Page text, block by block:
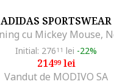
ADIDAS SPORTSWEAR
Initial: 27611 lei -22%
21499lei
Vandut de MODIVO SA